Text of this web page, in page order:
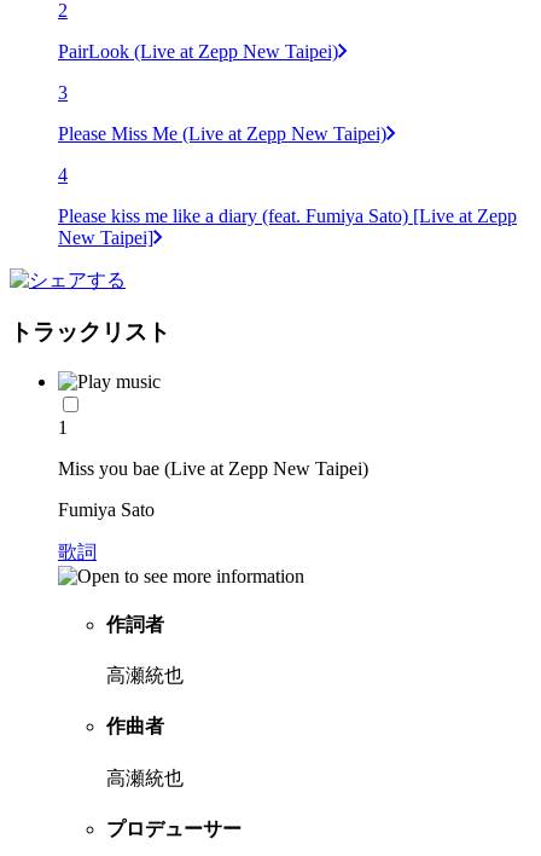
2
PairLook (Live at Zepp New Taipei)
3
Please Miss Me (Live at Zepp New Taipei)
4
Please kiss me like a diary (feat. Fumiya Sato) [Live at Zepp
New Taipei]
トラックリスト
1
Miss you bae (Live at Zepp New Taipei)
Fumiya Sato
歌詞
作詞者
高瀬統也
作曲者
高瀬統也
プロデューサー